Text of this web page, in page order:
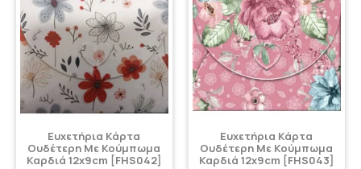
Ευχετήρια Κάρτα
Ουδέτερη Με Κούμπωμα
Καρδιά 12x9cm [FHS042]
Ευχετήρια Κάρτα
Ουδέτερη Με Κούμπωμα
Καρδιά 12x9cm [FHS043]